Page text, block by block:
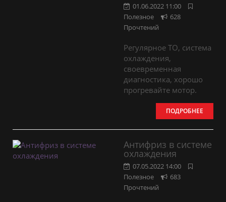
01.06.2022 11:00
Полезное
628
Прочтений
Регулярное ТО, система
охлаждения,
своевременная
диагностика, хорошо
прогревайте мотор.
ПОДРОБНЕЕ
Антифриз в системе
охлаждения
07.05.2022 14:00
Полезное
683
Прочтений